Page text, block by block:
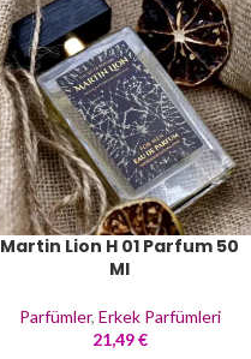
Martin Lion H 01 Parfum 50
Ml
Parfümler, Erkek Parfümleri
21,49€